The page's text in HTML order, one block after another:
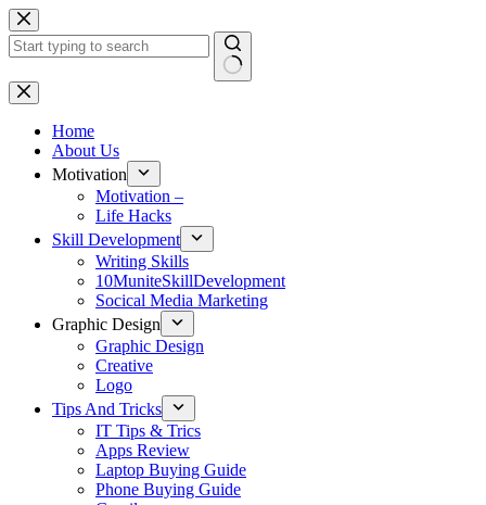
Skip
to
content
No
results
Home
About Us
Motivation
Motivation –
Life Hacks
Skill Development
Writing Skills
10MuniteSkillDevelopment
Socical Media Marketing
Graphic Design
Graphic Design
Creative
Logo
Tips And Tricks
IT Tips & Trics
Apps Review
Laptop Buying Guide
Phone Buying Guide